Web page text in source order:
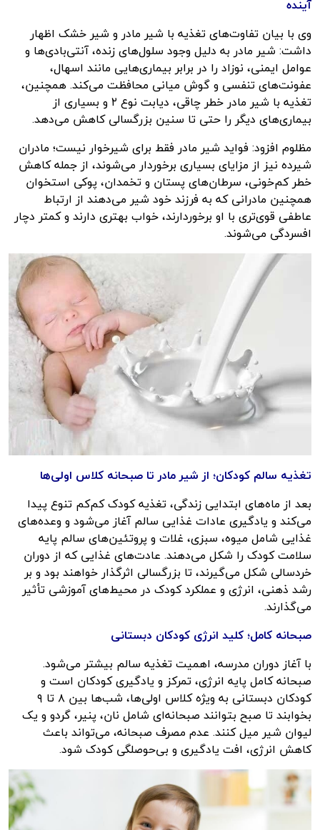
آینده
وی با بیان تفاوت‌های تغذیه با شیر مادر و شیر خشک اظهار
داشت: شیر مادر به دلیل وجود سلول‌های زنده، آنتی‌بادی‌ها و
عوامل ایمنی، نوزاد را در برابر بیماری‌هایی مانند اسهال،
عفونت‌های تنفسی و گوش میانی محافظت می‌کند. همچنین،
تغذیه با شیر مادر خطر چاقی، دیابت نوع ۲ و بسیاری از
بیماری‌های دیگر را حتی تا سنین بزرگسالی کاهش می‌دهد.
مظلوم افزود: فواید شیر مادر فقط برای شیرخوار نیست؛ مادران
شیرده نیز از مزایای بسیاری برخوردار می‌شوند، از جمله کاهش
خطر کم‌خونی، سرطان‌های پستان و تخمدان، پوکی استخوان
همچنین مادرانی که به فرزند خود شیر می‌دهند از ارتباط
عاطفی قوی‌تری با او برخوردارند، خواب بهتری دارند و کمتر دچار
افسردگی می‌شوند.
تغذیه سالم کودکان؛ از شیر مادر تا صبحانه کلاس اولی‌ها
بعد از ماه‌های ابتدایی زندگی، تغذیه کودک کم‌کم تنوع پیدا
می‌کند و یادگیری عادات غذایی سالم آغاز می‌شود و وعده‌های
غذایی شامل میوه، سبزی، غلات و پروتئین‌های سالم پایه
سلامت کودک را شکل می‌دهند. عادت‌های غذایی که از دوران
خردسالی شکل می‌گیرند، تا بزرگسالی اثرگذار خواهند بود و بر
رشد ذهنی، انرژی و عملکرد کودک در محیط‌های آموزشی تأثیر
می‌گذارند.
صبحانه کامل؛ کلید انرژی کودکان دبستانی
با آغاز دوران مدرسه، اهمیت تغذیه سالم بیشتر می‌شود.
صبحانه کامل پایه انرژی، تمرکز و یادگیری کودکان است و
کودکان دبستانی به ویژه کلاس اولی‌ها، شب‌ها بین ۸ تا ۹
بخوابند تا صبح بتوانند صبحانه‌ای شامل نان، پنیر، گردو و یک
لیوان شیر میل کنند. عدم مصرف صبحانه، می‌تواند باعث
کاهش انرژی، افت یادگیری و بی‌حوصلگی کودک شود.